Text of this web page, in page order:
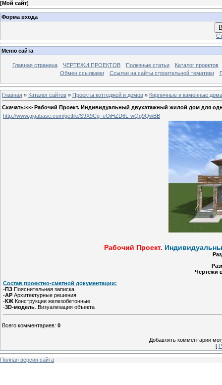
[Мой сайт]
Форма входа
Меню сайта
Главная страница ЧЕРТЕЖИ ПРОЕКТОВ Полезные статьи
Каталог проектов
Обмен ссылками
Ссылки на сайты строительной тематики
Главная » Каталог сайтов » Проекты коттеджей и домов » Кирпичные и каменные дома
Скачать>>> Рабочий Проект. Индивидуальный двухэтажный жилой дом для
http://www.gigabase.com/getfile/S9X9Cg_eOiHZD6L-wQg9QwBB
Рабочий Проект.
Чертежи
Состав проектно-сметной документации:
-ПЗ Пояснительная записка
-АР Архитектурные решения
-КЖ Конструкции железобетонные
-3D-модель . Визуализация объекта
Всего комментариев: 0
Добавлять комментарии
[
Полная версия сайта